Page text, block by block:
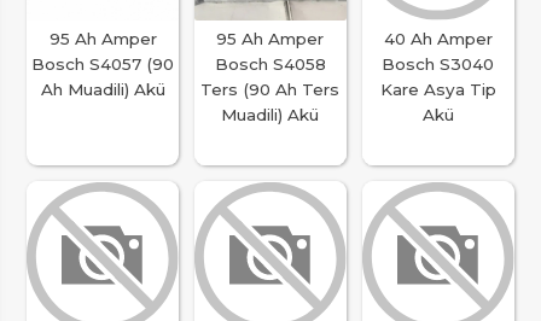
95 Ah Amper
Bosch S4057 (90
Ah Muadili) Akü
95 Ah Amper
Bosch S4058
Ters (90 Ah Ters
Muadili) Akü
40 Ah Amper
Bosch S3040
Kare Asya Tip
Akü